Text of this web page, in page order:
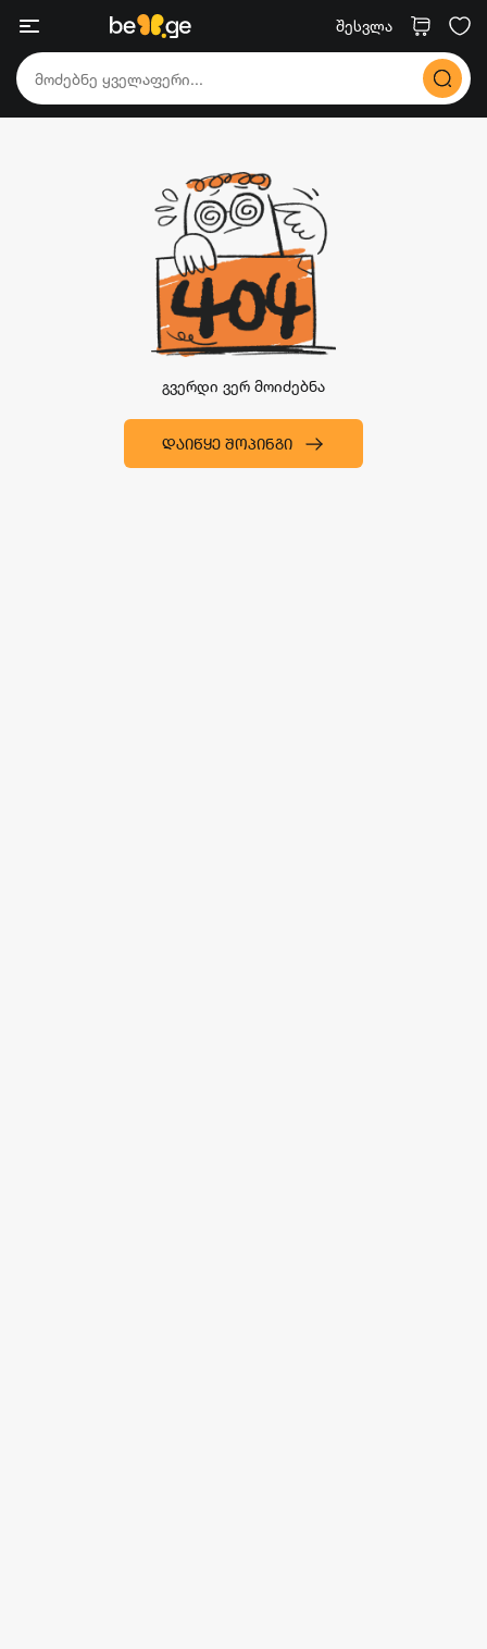
შესვლა
გვერდი ვერ მოიძებნა
ᲓᲐᲘᲬᲧᲔ ᲨᲝᲞᲘᲜᲒᲘ